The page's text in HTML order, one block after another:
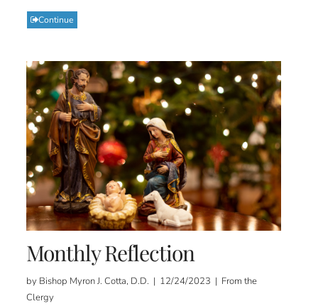
Continue
Monthly Reflection
by Bishop Myron J. Cotta, D.D. | 12/24/2023 | From the
Clergy